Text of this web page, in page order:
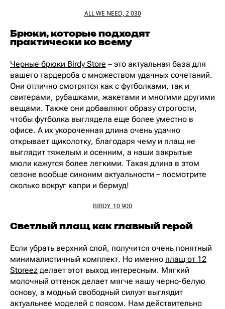
ALL WE NEED, 2 030
Брюки, которые подходят
практически ко всему
Черные брюки Birdy Store – это актуальная база для
вашего гардероба с множеством удачных сочетаний.
Они отлично смотрятся как с футболками, так и
свитерами, рубашками, жакетами и многими другими
вещами. Также они добавляют образу строгости,
чтобы футболка выглядела еще более уместно в
офисе. А их укороченная длина очень удачно
открывает щиколотку, благодаря чему и плащ не
выглядит тяжелым и осенним, а наши закрытые
мюли кажутся более легкими. Такая длина в этом
сезоне вообще синоним актуальности – посмотрите
сколько вокруг капри и бермуд!
BIRDY, 10 900
Светлый плащ как главный герой
Если убрать верхний слой, получится очень понятный
минималистичный комплект. Но именно плащ от 12
Storeez делает этот выход интересным. Мягкий
молочный оттенок делает мягче нашу черно-белую
основу, а модный свободный силуэт выглядит
актуальнее моделей с поясом. Нам действительно